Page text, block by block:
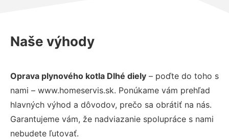
Naše výhody
Oprava plynového kotla Dlhé diely – poďte do toho s
nami – www.homeservis.sk. Ponúkame vám prehľad
hlavných výhod a dôvodov, prečo sa obrátiť na nás.
Garantujeme vám, že nadviazanie spolupráce s nami
nebudete ľutovať.